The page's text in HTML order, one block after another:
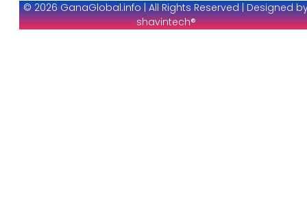
© 2026 GanaGlobal.info | All Rights Reserved | Designed
shavintech®